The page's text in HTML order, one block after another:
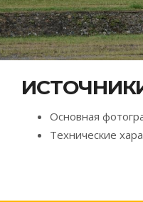
Основная
Технические